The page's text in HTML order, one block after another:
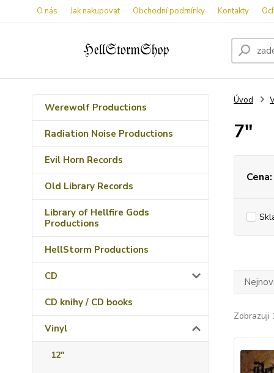
O nás Jak nakupovat Obchodní podmínky Kontakty
Werewolf Productions
Radiation Noise Productions
Evil Horn Records
Old Library Records
Library of Hellfire Gods
Productions
HellStorm Productions
CD
CD knihy / CD books
Vinyl
12"
Úvod
7"
Cena:
Zobrazuji